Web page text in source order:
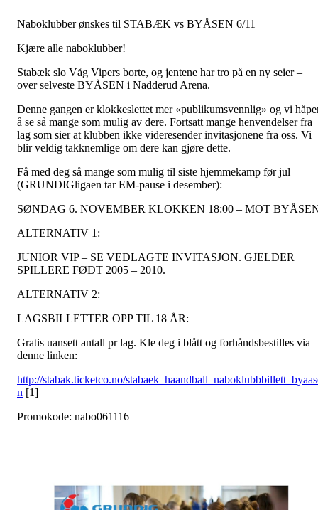
Naboklubber ønskes til STABÆK vs BYÅSEN 6/11
Kjære alle naboklubber!
Stabæk slo Våg Vipers borte, og jentene har tro på en ny seier –
over selveste BYÅSEN i Nadderud Arena.
Denne gangen er klokkeslettet mer «publikumsvennlig» og vi
å se så mange som mulig av dere. Fortsatt mange henvendelser fra
lag som sier at klubben ikke videresender invitasjonene fra oss. Vi
blir veldig takknemlige om dere kan gjøre dette.
Få med deg så mange som mulig til siste hjemmekamp før jul
(GRUNDIGligaen tar EM-pause i desember):
SØNDAG 6. NOVEMBER KLOKKEN 18:00 – MOT
ALTERNATIV 1:
JUNIOR VIP – SE VEDLAGTE INVITASJON. GJELDER
SPILLERE FØDT 2005 – 2010.
ALTERNATIV 2:
LAGSBILLETTER OPP TIL 18 ÅR:
Gratis uansett antall pr lag. Kle deg i blått og forhåndsbestilles via
denne linken:
http://stabak.ticketco.no/
n [1]
Promokode: nabo061116